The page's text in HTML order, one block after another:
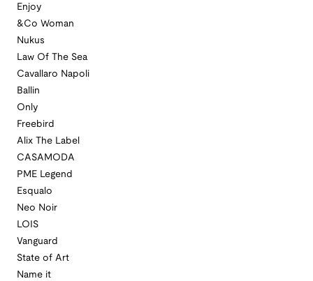
Enjoy
&Co Woman
Nukus
Law Of The Sea
Cavallaro Napoli
Ballin
Only
Freebird
Alix The Label
CASAMODA
PME Legend
Esqualo
Neo Noir
LOIS
Vanguard
State of Art
Name it